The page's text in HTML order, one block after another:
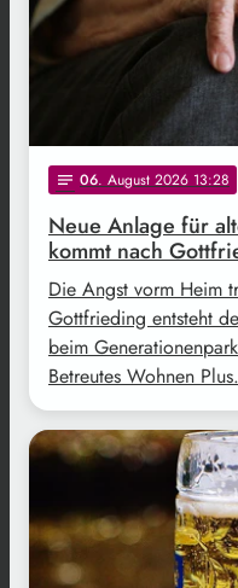
notes 06. August 2026 13:28
Neue Anlage für
kommt nach
Die Angst vorm Heim
Gottfrieding entsteht
beim
Betreutes Wohnen